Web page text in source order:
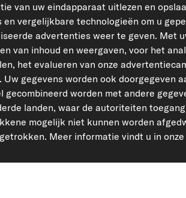
op
vragen
Algemene
Cookie-
van uw eindapparaat uitlezen en
vergelijkbare technologieën om u
advertenties weer te geven. Met
van inhoud en weergaven, voor het
het evalueren van onze
gegevens worden ook doorgegeven
worden met andere
landen, waar de autoriteiten
mogelijk niet kunnen worden
Meer informatie vindt u in onze